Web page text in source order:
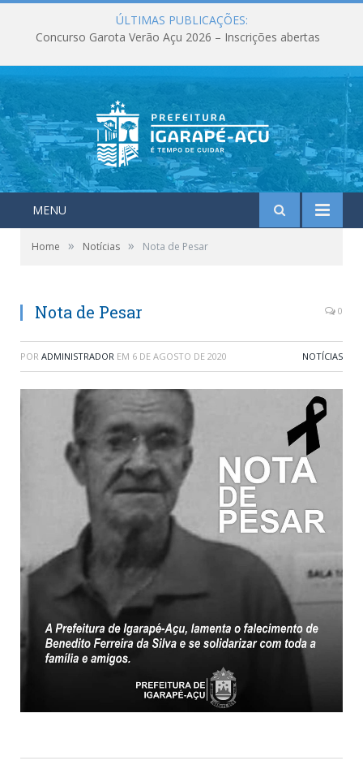
ÚLTIMAS PUBLICAÇÕES:
Concurso Garota Verão Açu 2026 – Inscrições abertas
MENU
Home » Notícias » Nota de Pesar
Nota de Pesar 0
POR ADMINISTRADOR EM 6 DE AGOSTO DE 2020 NOTÍCIAS